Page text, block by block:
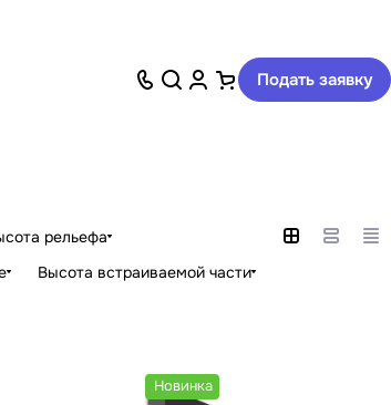
Подать заявку
рельефа
Высота встраиваемой части
Новинка